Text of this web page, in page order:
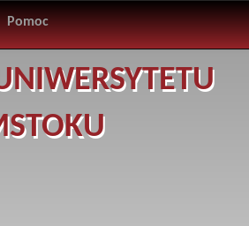
Pomoc